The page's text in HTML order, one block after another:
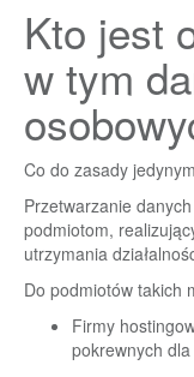
Kto jest
w tym
Co do zasady
Przetwarzanie
podmiotom,
utrzymania
Do podmiotów takich
Firmy
pokrewnych